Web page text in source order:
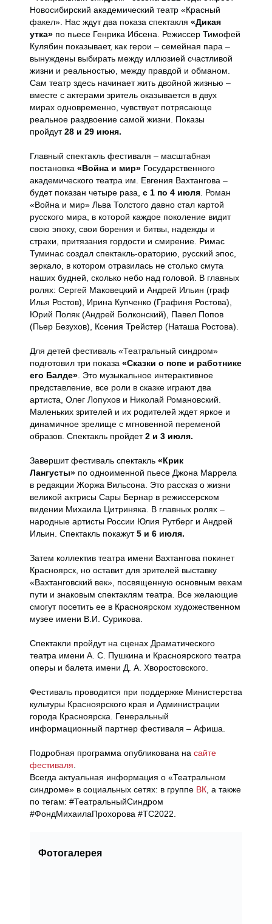
Новосибирский академический театр «Красный
факел». Нас ждут два показа спектакля «Дикая
утка» по пьесе Генрика Ибсена. Режиссер Тимофей
Кулябин показывает, как герои – семейная пара –
вынуждены выбирать между иллюзией счастливой
жизни и реальностью, между правдой и обманом.
Сам театр здесь начинает жить двойной жизнью –
вместе с актерами зритель оказывается в двух
мирах одновременно, чувствует потрясающе
реальное раздвоение самой жизни. Показы
пройдут28 и 29 июня.
Главный спектакль фестиваля – масштабная
постановка «Война и мир» Государственного
академического театра им. Евгения Вахтангова –
будет показан четыре раза, с 1 по 4 июля . Роман
«Война и мир» Льва Толстого давно стал картой
русского мира, в которой каждое поколение видит
свою эпоху, свои борения и битвы, надежды и
страхи, притязания гордости и смирение. Римас
Туминас создал спектакль-ораторию, русский эпос,
зеркало, в котором отразилась не столько смута
наших будней, сколько небо над головой. В главных
ролях: Сергей Маковецкий и Андрей Ильин (граф
Илья Ростов), Ирина Купченко (Графиня Ростова),
Юрий Поляк (Андрей Болконский), Павел Попов
(Пьер Безухов), Ксения Трейстер (Наташа Ростова).
Для детей фестиваль «Театральный синдром»
подготовил три показа «Сказки о попе и работнике
его Балде» . Это музыкальное интерактивное
представление, все роли в сказке играют два
артиста, Олег Лопухов и Николай Романовский.
Маленьких зрителей и их родителей ждет яркое и
динамичное зрелище с мгновенной переменой
образов. Спектакль пройдет2 и 3 июля.
Завершит фестиваль спектакль «Крик
Лангусты» по одноименной пьесе Джона Маррела
в редакции Жоржа Вильсона. Это рассказ о жизни
великой актрисы Сары Бернар в режиссерском
видении Михаила Цитриняка. В главных ролях –
народные артисты России Юлия Рутберг и Андрей
Ильин. Спектакль покажут5 и 6 июля.
Затем коллектив театра имени Вахтангова покинет
Красноярск, но оставит для зрителей выставку
«Вахтанговский век», посвященную основным вехам
пути и знаковым спектаклям театра. Все желающие
смогут посетить ее в Красноярском художественном
музее имени В.И. Сурикова.
Спектакли пройдут на сценах Драматического
театра имени А. С. Пушкина и Красноярского театра
оперы и балета имени Д. А. Хворостовского.
Фестиваль проводится при поддержке Министерства
культуры Красноярского края и Администрации
города Красноярска. Генеральный
информационный партнер фестиваля – Афиша.
Подробная программа опубликована на сайте
фестиваля
Всегда актуальная информация о «Театральном
синдроме» в социальных сетях: в группе ВК , а также
по тегам: #ТеатральныйСиндром
#ФондМихаилаПрохорова #ТС2022.
Фотогалерея